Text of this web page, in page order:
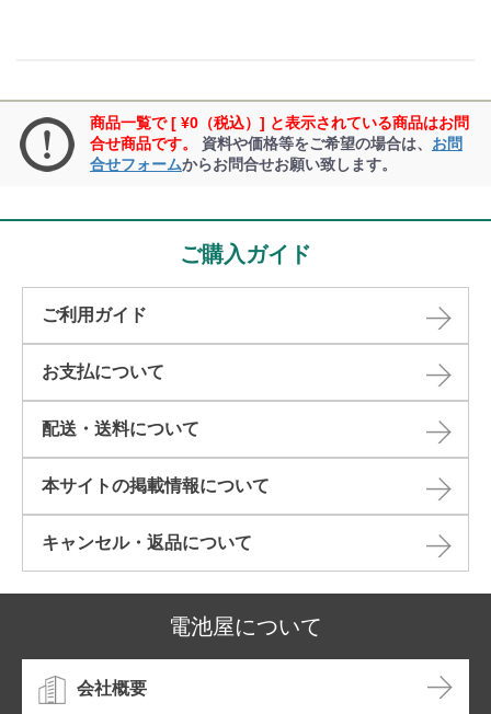
商品一覧で [ ¥0（税込）] と表示されている商品はお問
合せ商品です。
資料や価格等をご希望の場合は、 お問
合せフォームからお問合せお願い致します。
ご購入ガイド
ご利用ガイド
お支払について
配送・送料について
本サイトの掲載情報について​
キャンセル・返品について​
電池屋について
会社概要